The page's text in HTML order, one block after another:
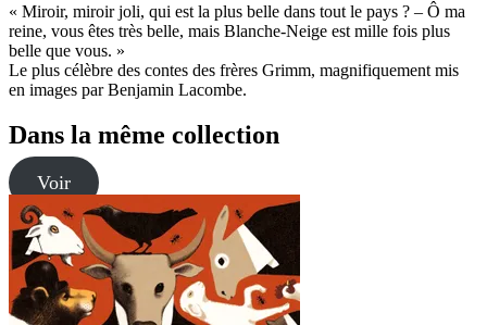
« Miroir, miroir joli, qui est la plus belle dans tout le pays ? – Ô ma
reine, vous êtes très belle, mais Blanche-Neige est mille fois plus
belle que vous. »
Le plus célèbre des contes des frères Grimm, magnifiquement mis
en images par Benjamin Lacombe.
Dans la même collection
Voir